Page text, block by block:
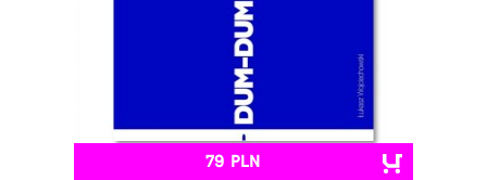
79 PLN